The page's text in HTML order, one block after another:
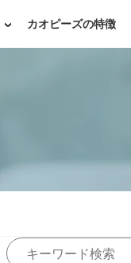
カオピーズの特徴